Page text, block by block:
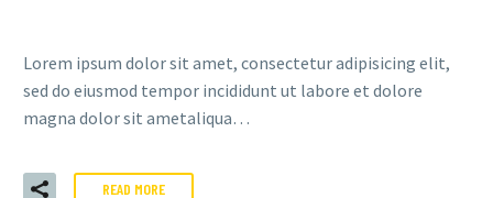
Lorem ipsum dolor sit amet, consectetur adipisicing elit,
sed do eiusmod tempor incididunt ut labore et dolore
magna dolor sit ametaliqua…
READ MORE